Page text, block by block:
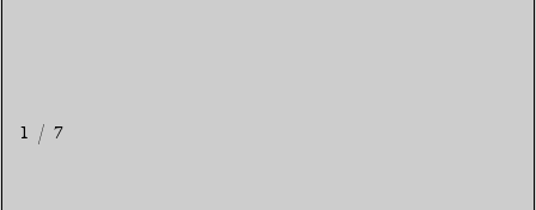
1 / 7